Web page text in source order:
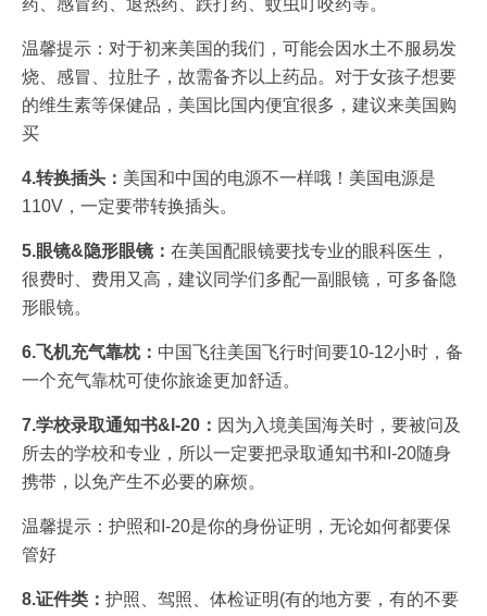
药、感冒药、退热药、跌打药、蚊虫叮咬药等。
温馨提示：对于初来美国的我们，可能会因水土不服易发
烧、感冒、拉肚子，故需备齐以上药品。对于女孩子想要
的维生素等保健品，美国比国内便宜很多，建议来美国购
买
4.转换插头： 美国和中国的电源不一样哦！美国电源是
110V，一定要带转换插头。
5.眼镜&隐形眼镜： 在美国配眼镜要找专业的眼科医生，
很费时、费用又高，建议同学们多配一副眼镜，可多备隐
形眼镜。
6.飞机充气靠枕： 中国飞往美国飞行时间要10-12小时，备
一个充气靠枕可使你旅途更加舒适。
7.学校录取通知书&I-20： 因为入境美国海关时，要被问及
所去的学校和专业，所以一定要把录取通知书和I-20随身
携带，以免产生不必要的麻烦。
温馨提示：护照和I-20是你的身份证明，无论如何都要保
管好
8.证件类： 护照、驾照、体检证明(有的地方要，有的不要